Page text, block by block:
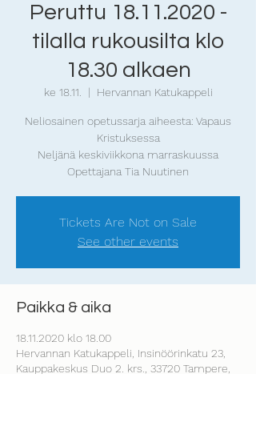
Peruttu 18.11.2020 -
tilalla rukousilta klo
18.30 alkaen
ke 18.11.
  |
Hervannan Katukappeli
Neliosainen opetussarja aiheesta: Vapaus
Kristuksessa
Neljänä keskiviikkona marraskuussa
Opettajana Tia Nuutinen
Tickets Are Not on Sale
See other events
Paikka & aika
18.11.2020 klo 18.00
Hervannan Katukappeli, Insinöörinkatu 23,
Kauppakeskus Duo 2. krs., 33720 Tampere,